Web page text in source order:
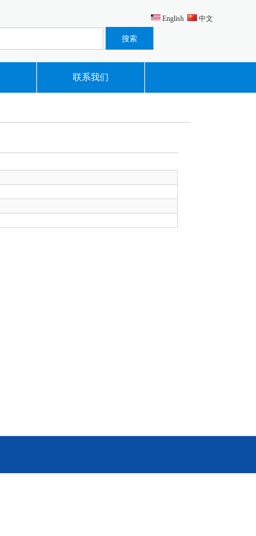
English 中文
联系我们